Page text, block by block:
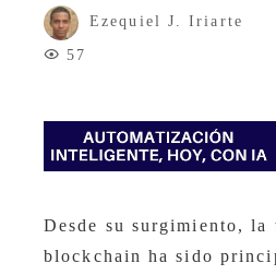
Ezequiel J. Iriarte
57
Desde su surgimiento, la
blockchain ha sido